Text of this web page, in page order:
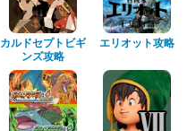
カルドセプトビギ
ンズ攻略
エリオット攻略